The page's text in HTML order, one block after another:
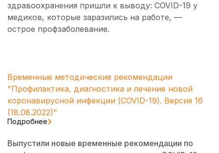
здравоохранения пришли к выводу: COVID-19 у
медиков, которые заразились на работе, —
острое профзаболевание.
Временные методические рекомендации
"Профилактика, диагностика и лечение новой
коронавирусной инфекции (COVID-19). Версия 16
(18.08.2022)"
Подробнее
Выпустили новые временные рекомендации по